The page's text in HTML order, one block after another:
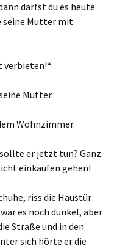
darfst du es heute
seine Mutter mit
verbieten!“
Mutter.
Wohnzimmer.
er jetzt tun? Ganz
einkaufen gehen!
riss die Haustür
es noch dunkel, aber
Straße und in den
sich hörte er die